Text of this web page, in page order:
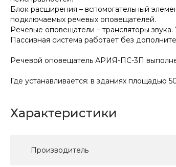
Блок расширения – вспомогательный
подключаемых речевых оповещателей.
Речевые оповещатели – трансляторы
Пассивная система работает без
Речевой оповещатель АРИЯ-ПС-3П
Где устанавливается: в зданиях площадью
Характеристики
Производитель